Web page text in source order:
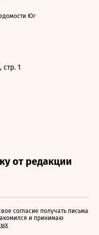
Юг
стр. 1
согласие получать письма
и принимаю